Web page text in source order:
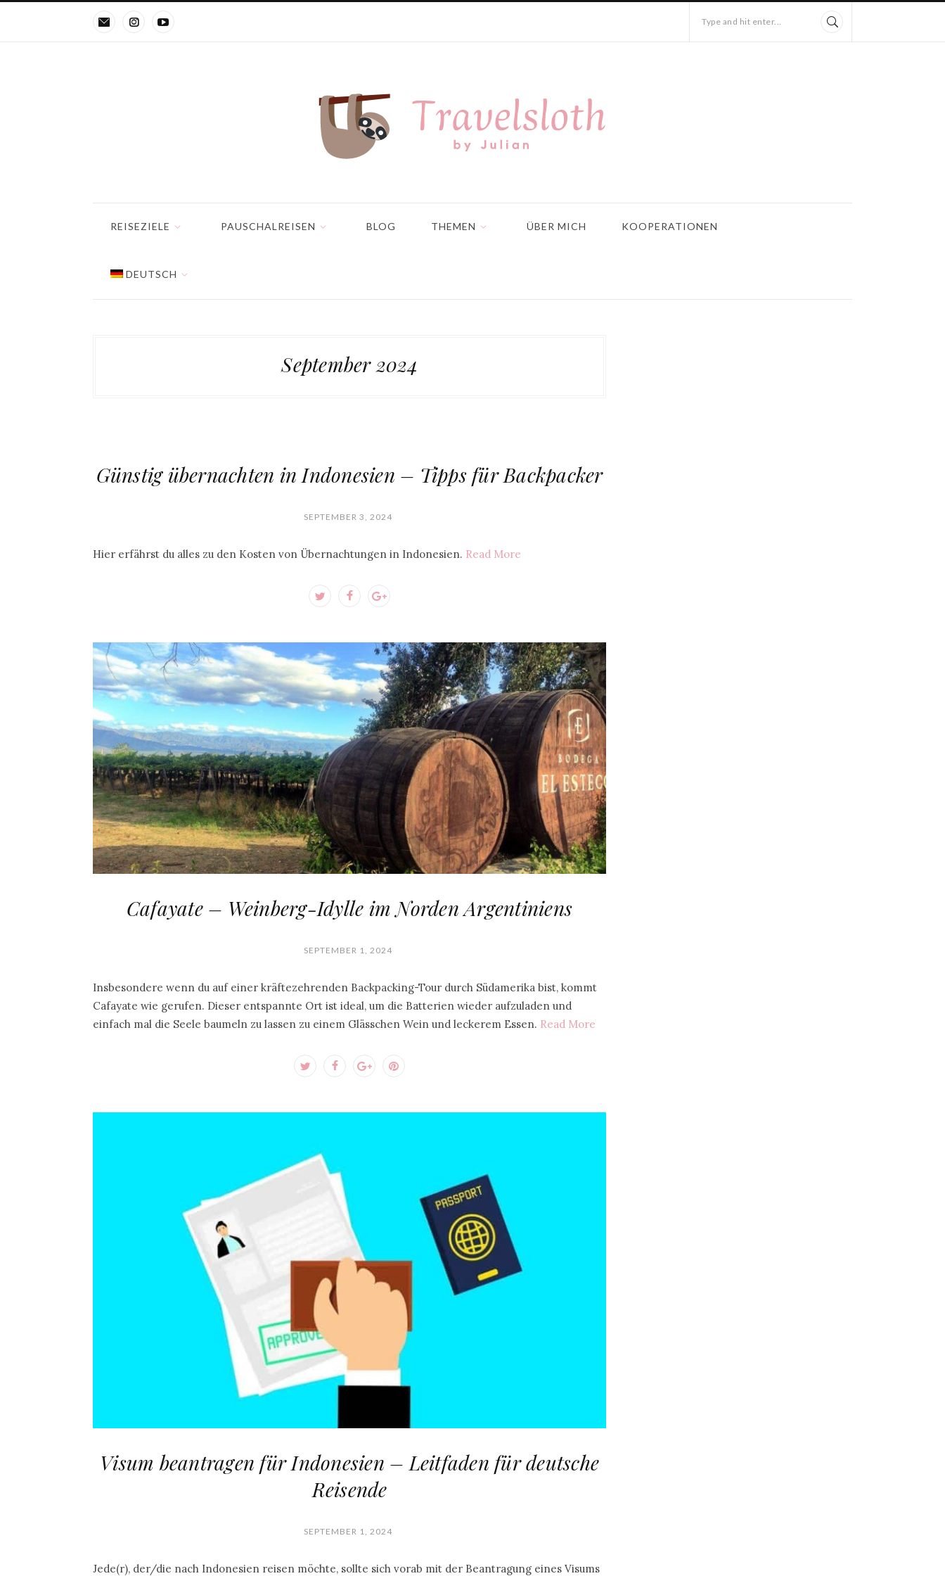
Type and hit enter...
REISEZIELE PAUSCHALREISEN BLOG THEMEN ÜBER MICH KOOPERATIONEN
DEUTSCH
September 2024
Günstig übernachten in Indonesien – Tipps für Backpacker
SEPTEMBER 3, 2024
Hier erfährst du alles zu den Kosten von Übernachtungen in Indonesien. Read More
Cafayate – Weinberg-Idylle im Norden Argentiniens
SEPTEMBER 1, 2024
Insbesondere wenn du auf einer kräftezehrenden Backpacking-Tour durch Südamerika bist, kommt
Cafayate wie gerufen. Dieser entspannte Ort ist ideal, um die Batterien wieder aufzuladen und
einfach mal die Seele baumeln zu lassen zu einem Glässchen Wein und leckerem Essen. Read More
Visum beantragen für Indonesien – Leitfaden für deutsche
Reisende
SEPTEMBER 1, 2024
Jede(r), der/die nach Indonesien reisen möchte, sollte sich vorab mit der Beantragung eines Visums